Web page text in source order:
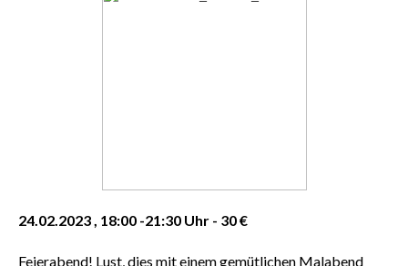
24.02.2023 , 18:00 -21:30 Uhr - 30 €
Feierabend! Lust, dies mit einem gemütlichen Malabend